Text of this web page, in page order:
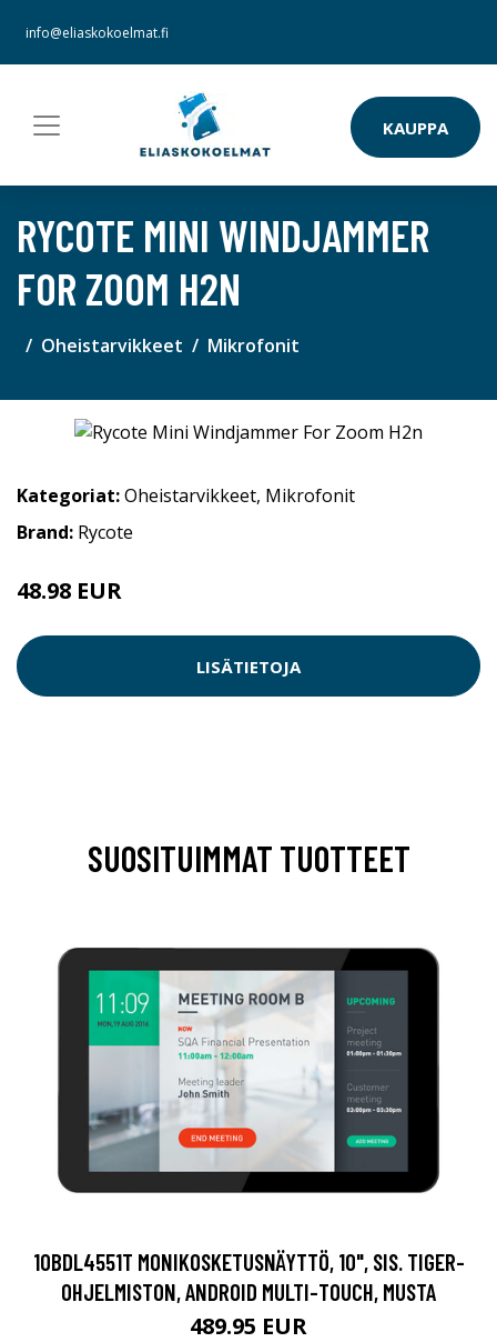
info@eliaskokoelmat.fi
KAUPPA
RYCOTE MINI WINDJAMMER
FOR ZOOM H2N
Oheistarvikkeet Mikrofonit
Kategoriat:Oheistarvikkeet, Mikrofonit
Brand: Rycote
48.98 EUR
LISÄTIETOJA
SUOSITUIMMAT TUOTTEET
10BDL4551T MONIKOSKETUSNÄYTTÖ, 10", SIS. TIGER-
OHJELMISTON, ANDROID MULTI-TOUCH, MUSTA
489.95 EUR